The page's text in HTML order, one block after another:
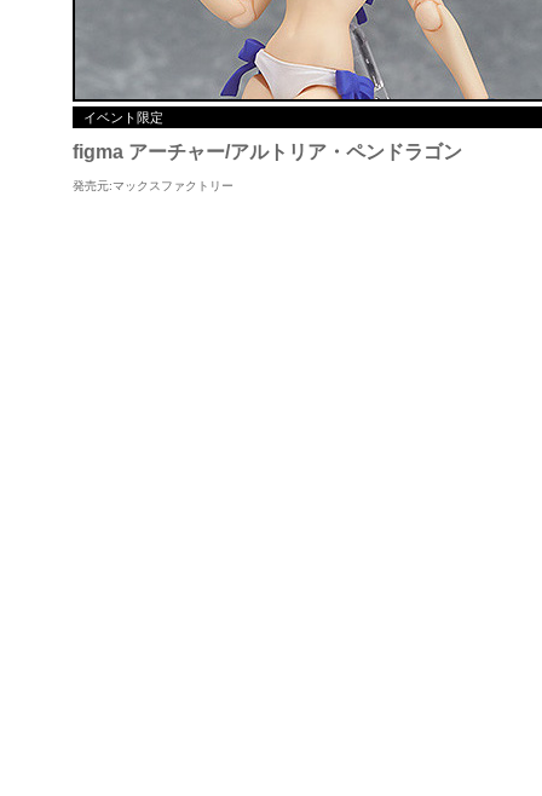
イベント限定
figma アーチャー/アルトリア・ペンドラゴン
発売元:マックスファクトリー